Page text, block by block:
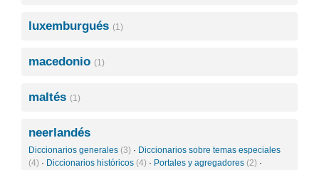
luxemburgués (1)
macedonio (1)
maltés (1)
neerlandés
Diccionarios generales (3) · Diccionarios sobre temas especiales
(4) · Diccionarios históricos (4) · Portales y agregadores (2) ·